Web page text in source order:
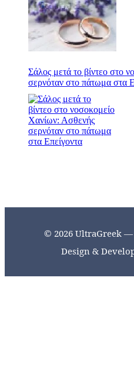
Σάλος μετά το βίντεο στο
σερνόταν στο πάτωμα στα
© 2026 UltraGreek —
Design &